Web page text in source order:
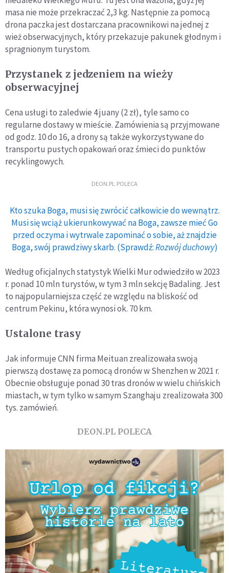
masa nie może przekraczać 2,3 kg. Następnie za pomocą
drona paczka jest dostarczana pracownikowi na jednej z
wież obserwacyjnych, który przekazuje pakunek głodnym i
spragnionym turystom.
Przystanek z jedzeniem na wieży
obserwacyjnej
Cena usługi to zaledwie 4 juany (2 zł), tyle samo co
regularne dostawy w mieście. Zamówienia są przyjmowane
od godz. 10 do 16, a drony są także wykorzystywane do
transportu pustych opakowań oraz śmieci do punktów
recyklingowych.
DEON.PL POLECA
Kto szuka Boga, musi się zwrócić całkowicie do wewnątrz.
Musi się wciąż ukierunkowywać na Boga, zawsze mieć Go
przed oczyma i wytrwale zapominać o sobie, aż znajdzie
Boga, swój prawdziwy skarb. (Sprawdź:Rozwój duchowy)
Według oficjalnych statystyk Wielki Mur odwiedziło w 2023
r. ponad 10 mln turystów, w tym 3 mln sekcję Badaling. Jest
to najpopularniejsza część ze względu na bliskość od
centrum Pekinu, która wynosi ok. 70 km.
Ustalone trasy
Jak informuje CNN firma Meituan zrealizowała swoją
pierwszą dostawę za pomocą dronów w Shenzhen w 2021 r.
Obecnie obsługuje ponad 30 tras dronów w wielu chińskich
miastach, w tym tylko w samym Szanghaju zrealizowała 300
tys. zamówień.
DEON.PL POLECA